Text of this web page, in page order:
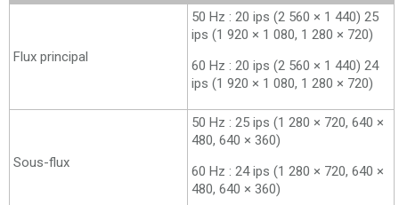
Flux principal
50 Hz : 20 ips (2 560 × 1 440) 25
ips (1 920 × 1 080, 1 280 × 720)
60 Hz : 20 ips (2 560 × 1 440) 24
ips (1 920 × 1 080, 1 280 × 720)
Sous-flux
50 Hz : 25 ips (1 280 × 720, 640 ×
480, 640 × 360)
60 Hz : 24 ips (1 280 × 720, 640 ×
480, 640 × 360)